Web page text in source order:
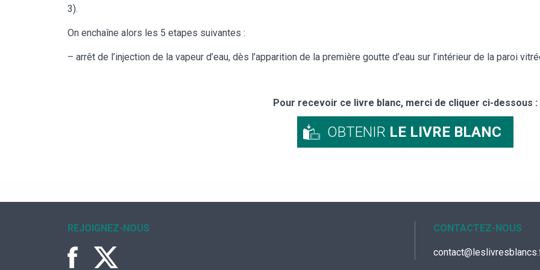
3).
On enchaîne alors les 5 etapes suivantes :
– arrêt de l’injection de la vapeur d’eau, dès l’apparition de la première goutte d’eau sur l’intérieur de la paroi
Pour recevoir ce livre blanc, merci de cliquer ci-dessous :
OBTENIR LE LIVRE BLANC
REJOIGNEZ-NOUS CONTACTEZ-NOUS